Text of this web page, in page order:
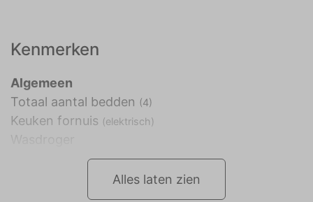
Kenmerken
Algemeen
Totaal aantal bedden (4)
Keuken fornuis (elektrisch)
Alles laten zien